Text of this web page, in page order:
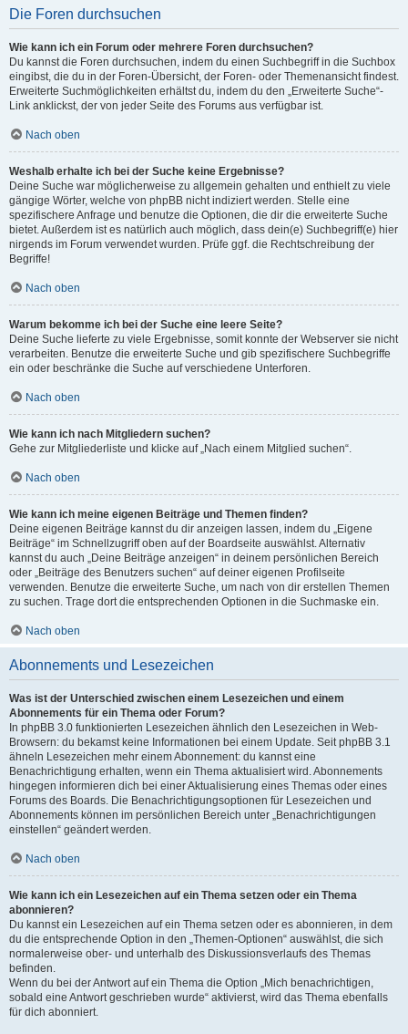
Die Foren durchsuchen
Wie kann ich ein Forum oder mehrere Foren durchsuchen?
Du kannst die Foren durchsuchen, indem du einen Suchbegriff in die Suchbox
eingibst, die du in der Foren-Übersicht, der Foren- oder Themenansicht findest.
Erweiterte Suchmöglichkeiten erhältst du, indem du den „Erweiterte Suche“-
Link anklickst, der von jeder Seite des Forums aus verfügbar ist.
Nach oben
Weshalb erhalte ich bei der Suche keine Ergebnisse?
Deine Suche war möglicherweise zu allgemein gehalten und enthielt zu viele
gängige Wörter, welche von phpBB nicht indiziert werden. Stelle eine
spezifischere Anfrage und benutze die Optionen, die dir die erweiterte Suche
bietet. Außerdem ist es natürlich auch möglich, dass dein(e) Suchbegriff(e) hier
nirgends im Forum verwendet wurden. Prüfe ggf. die Rechtschreibung der
Begriffe!
Nach oben
Warum bekomme ich bei der Suche eine leere Seite?
Deine Suche lieferte zu viele Ergebnisse, somit konnte der Webserver sie nicht
verarbeiten. Benutze die erweiterte Suche und gib spezifischere Suchbegriffe
ein oder beschränke die Suche auf verschiedene Unterforen.
Nach oben
Wie kann ich nach Mitgliedern suchen?
Gehe zur Mitgliederliste und klicke auf „Nach einem Mitglied suchen“.
Nach oben
Wie kann ich meine eigenen Beiträge und Themen finden?
Deine eigenen Beiträge kannst du dir anzeigen lassen, indem du „Eigene
Beiträge“ im Schnellzugriff oben auf der Boardseite auswählst. Alternativ
kannst du auch „Deine Beiträge anzeigen“ in deinem persönlichen Bereich
oder „Beiträge des Benutzers suchen“ auf deiner eigenen Profilseite
verwenden. Benutze die erweiterte Suche, um nach von dir erstellen Themen
zu suchen. Trage dort die entsprechenden Optionen in die Suchmaske ein.
Nach oben
Abonnements und Lesezeichen
Was ist der Unterschied zwischen einem Lesezeichen und einem
Abonnements für ein Thema oder Forum?
In phpBB 3.0 funktionierten Lesezeichen ähnlich den Lesezeichen in Web-
Browsern: du bekamst keine Informationen bei einem Update. Seit phpBB 3.1
ähneln Lesezeichen mehr einem Abonnement: du kannst eine
Benachrichtigung erhalten, wenn ein Thema aktualisiert wird. Abonnements
hingegen informieren dich bei einer Aktualisierung eines Themas oder eines
Forums des Boards. Die Benachrichtigungsoptionen für Lesezeichen und
Abonnements können im persönlichen Bereich unter „Benachrichtigungen
einstellen“ geändert werden.
Nach oben
Wie kann ich ein Lesezeichen auf ein Thema setzen oder ein Thema
abonnieren?
Du kannst ein Lesezeichen auf ein Thema setzen oder es abonnieren, in dem
du die entsprechende Option in den „Themen-Optionen“ auswählst, die sich
normalerweise ober- und unterhalb des Diskussionsverlaufs des Themas
befinden.
Wenn du bei der Antwort auf ein Thema die Option „Mich benachrichtigen,
sobald eine Antwort geschrieben wurde“ aktivierst, wird das Thema ebenfalls
für dich abonniert.